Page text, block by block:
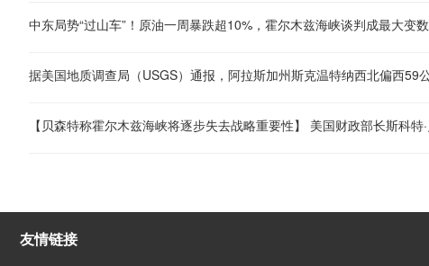
中东局势“过山车”！原油一周暴跌超10%，霍尔木兹海峡谈判成最大变数
友情链接